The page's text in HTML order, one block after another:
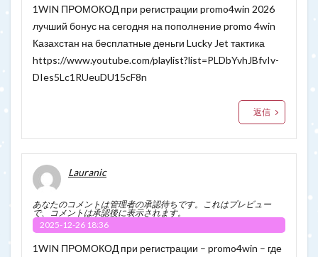
1WIN ПРОМОКОД при регистрации promo4win 2026
лучший бонус на сегодня на пополнение promo 4win
Казахстан на бесплатные деньги Lucky Jet тактика
https://www.youtube.com/playlist?list=PLDbYvhJBfvIv-
DIes5Lc1RUeuDU15cF8n
返信
Lauranic
あなたのコメントは管理者の承認待ちです。これはプレビュー
で、コメントは承認後に表示されます。
2025-12-26 18:36
1WIN ПРОМОКОД при регистрации – promo4win – где